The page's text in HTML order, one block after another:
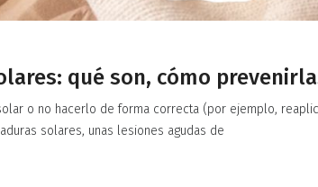
qué son, cómo
o no hacerlo de forma correcta (por ejemplo,
solares, unas lesiones agudas de